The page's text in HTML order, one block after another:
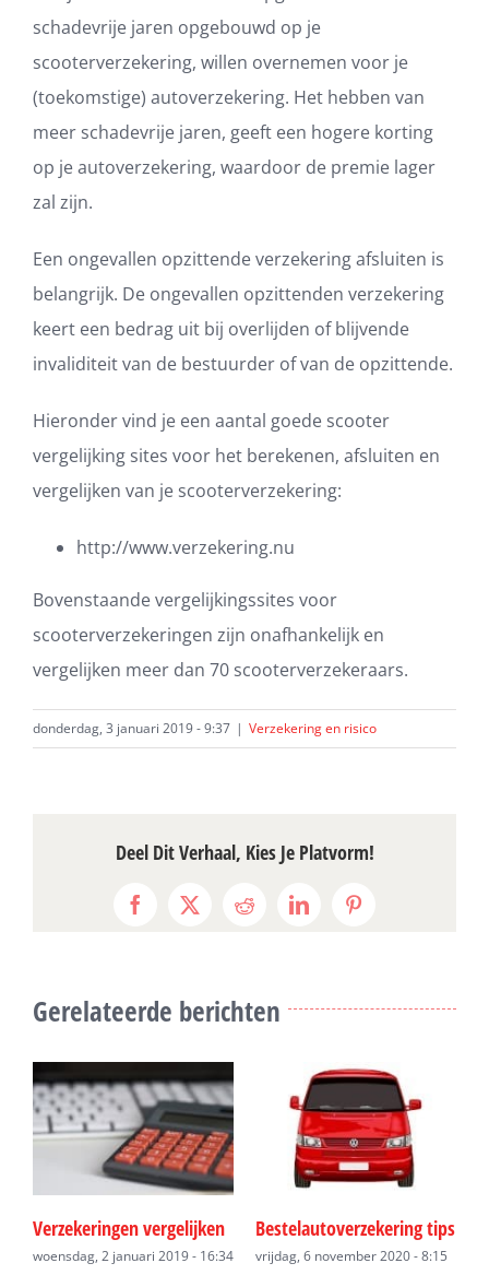
schadevrije jaren opgebouwd op je
scooterverzekering, willen overnemen voor je
(toekomstige) autoverzekering. Het hebben van
meer schadevrije jaren, geeft een hogere korting
op je autoverzekering, waardoor de premie lager
zal zijn.
Een ongevallen opzittende verzekering afsluiten is
belangrijk. De ongevallen opzittenden verzekering
keert een bedrag uit bij overlijden of blijvende
invaliditeit van de bestuurder of van de opzittende.
Hieronder vind je een aantal goede scooter
vergelijking sites voor het berekenen, afsluiten en
vergelijken van je scooterverzekering:
http://www.verzekering.nu
Bovenstaande vergelijkingssites voor
scooterverzekeringen zijn onafhankelijk en
vergelijken meer dan 70 scooterverzekeraars.
donderdag, 3 januari 2019 - 9:37 | Verzekering en risico
Deel Dit Verhaal, Kies Je Platvorm!
Facebook
X RedditLinkedInPinterest
Gerelateerde berichten
Verzekeringen vergelijken
woensdag, 2 januari 2019 - 16:34
Bestelautoverzekering tips
vrijdag, 6 november 2020 - 8:15